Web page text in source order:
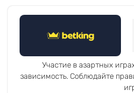
Участие в азартных
зависимость. Соблюдайте